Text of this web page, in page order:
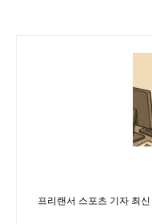
프리랜서 스포츠 기자 최